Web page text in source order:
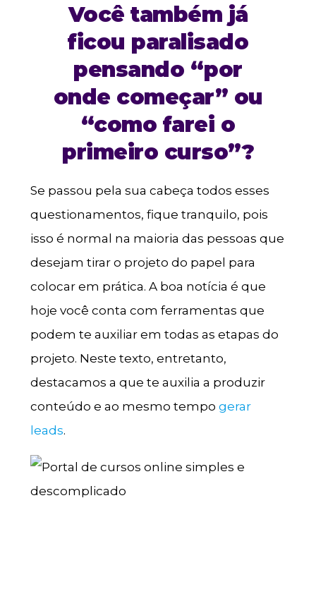
Você também já
ficou paralisado
pensando “por
onde começar” ou
“como farei o
primeiro curso”?
Se passou pela sua cabeça todos esses
questionamentos, fique tranquilo, pois
isso é normal na maioria das pessoas que
desejam tirar o projeto do papel para
colocar em prática. A boa notícia é que
hoje você conta com ferramentas que
podem te auxiliar em todas as etapas do
projeto. Neste texto, entretanto,
destacamos a que te auxilia a produzir
conteúdo e ao mesmo tempo gerar
leads.